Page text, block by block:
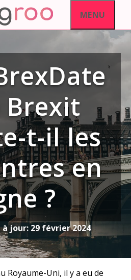
MENU
Brexit
t-il les
en
?
à jour: 29 février 2024
Royaume-Uni, il y a eu de